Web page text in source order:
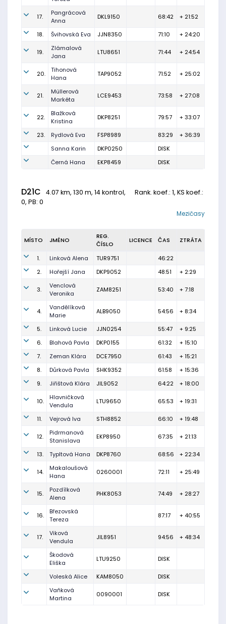
17.
Pangrácová
Anna
DKL9150 68:42 + 21:52
18. Švihovská Eva JJN8350 71:10 + 24:20
19.
Zlámalová
Jana
LTU8651 71:44 + 24:54
20.
Tihonová
Hana
TAP9052 71:52 + 25:02
21.
Müllerová
Markéta
LCE9453 73:58 + 27:08
22.
Blažková
Kristina
DKP8251 79:57 + 33:07
23. Rydlová Eva FSP8989 83:29
+ 36:39
Sanna Karin
DKP0250
DISK
Černá Hana
EKP8459 DISK
D21C 4.07 km, 130 m, 14 kontrol, Rank. koef.: 1, KS koef.:
0, PB: 0
Mezičasy
MÍSTO JMÉNO
REG.
ČÍSLO
LICENCE ČAS ZTRÁTA
1. Linková Alena TUR9751
46:22
2.
Hořejší Jana DKP9052 48:51 + 2:29
3.
Venclová
Veronika
ZAM8251 53:40 + 7:18
4.
Vandělíková
Marie
ALB9050 54:56 + 8:34
5. Linková Lucie JJN0254 55:47
+ 9:25
6.
Blahová Pavla DKP0155 61:32
+ 15:10
7.
Zeman Klára DCE7950 61:43
+ 15:21
8.
Důrková Pavla SHK9352 61:58
+ 15:36
9.
Jiřištová Klára JIL9052 64:22 + 18:00
10.
Hlavničková
Vendula
LTU9650 65:53 + 19:31
11. Vejrová Iva STH8852 66:10 + 19:48
12.
Pidrmanová
Stanislava
EKP8950 67:35 + 21:13
13. Typltová Hana DKP8760 68:56 + 22:34
14.
Makaloušová
Hana
0260001 72:11 + 25:49
15.
Pozdílková
Alena
PHK8053 74:49 + 28:27
16.
Březovská
Tereza
87:17 + 40:55
17.
Viková
Vendula
JIL8951 94:56 + 48:34
Škodová
Eliška
LTU9250 DISK
Voleská Alice KAM8050
DISK
Vaňková
Martina
0090001 DISK